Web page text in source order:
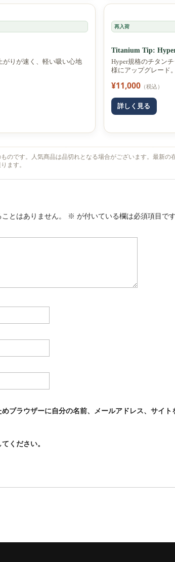
がりが速く、軽い吸い心地
再入荷
Titanium Tip:
Hyper規格のチタン
様にアップグレード。
¥11,000（税込）
詳しく見る
のです。人気商品は品切れとなる場合がございます。最新の
ます。
とはありません。
※ が付いている欄は必須項目です
ブラウザーに自分の名前、メールアドレス、サイト
ください。